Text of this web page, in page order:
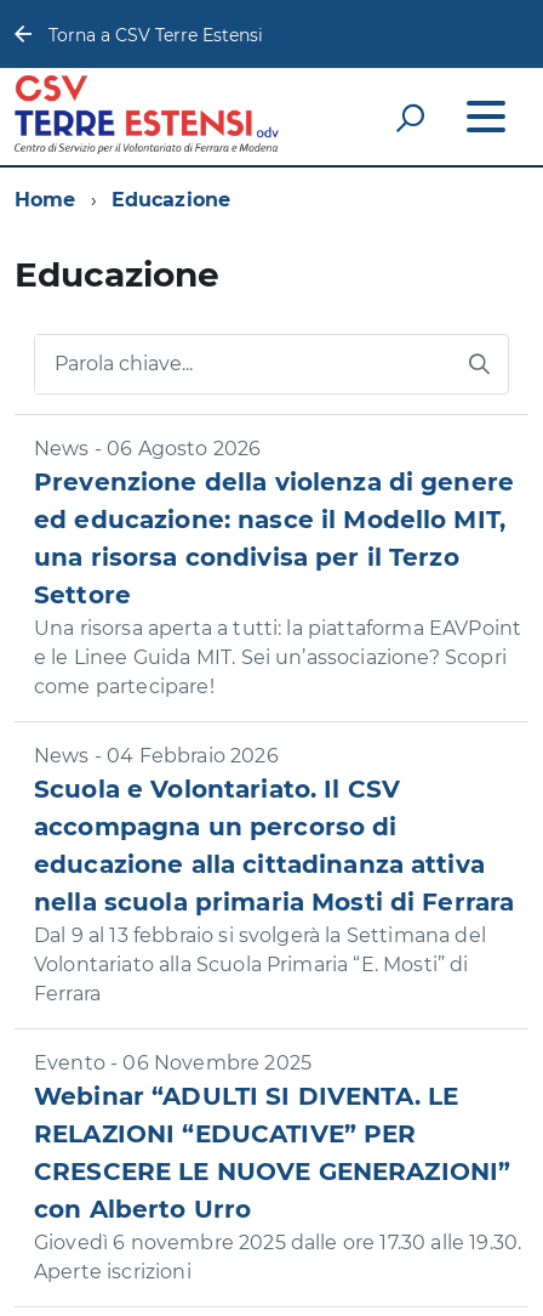
Torna a CSV Terre Estensi
Home Educazione
Educazione
Parola chiave...
News - 06 Agosto 2026
Prevenzione della violenza di genere
ed educazione: nasce il Modello MIT,
una risorsa condivisa per il Terzo
Settore
Una risorsa aperta a tutti: la piattaforma EAVPoint
e le Linee Guida MIT. Sei un’associazione? Scopri
come partecipare!
News - 04 Febbraio 2026
Scuola e Volontariato. Il CSV
accompagna un percorso di
educazione alla cittadinanza attiva
nella scuola primaria Mosti di Ferrara
Dal 9 al 13 febbraio si svolgerà la Settimana del
Volontariato alla Scuola Primaria “E. Mosti” di
Ferrara
Evento - 06 Novembre 2025
Webinar “ADULTI SI DIVENTA. LE
RELAZIONI “EDUCATIVE” PER
CRESCERE LE NUOVE GENERAZIONI”
con Alberto Urro
Giovedì 6 novembre 2025 dalle ore 17.30 alle 19.30.
Aperte iscrizioni